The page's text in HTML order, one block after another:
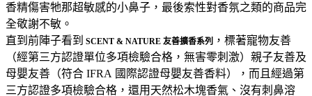
香精傷害牠那超敏感的小鼻子，最後索性對香氛之類的商品完
全敬謝不敏。
直到前陣子看到 SCENT & NATURE 友善擴香系列 ，標著寵物友善
（經第三方認證單位多項檢驗合格，無害零刺激）親子友善及
母嬰友善（符合 IFRA 國際認證母嬰友善香料），而且經過第
三方認證多項檢驗合格，還用天然松木塊香氣、沒有刺鼻溶